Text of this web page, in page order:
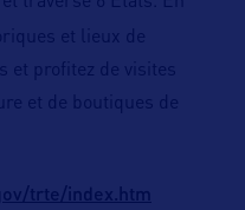
et lieux de
et profitez de visites
et de boutiques de
trte/index.htm